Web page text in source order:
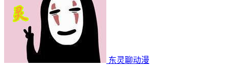
东灵聊动漫